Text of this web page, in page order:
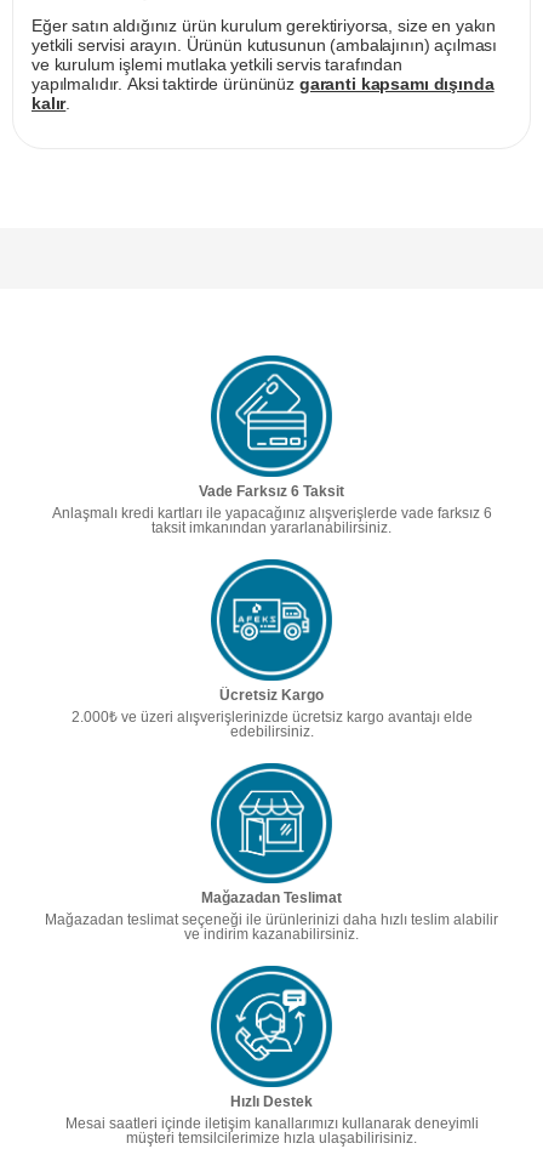
Eğer satın aldığınız ürün kurulum gerektiriyorsa, size en yakın
yetkili servisi arayın. Ürünün kutusunun (ambalajının) açılması
ve kurulum işlemi mutlaka yetkili servis tarafından
yapılmalıdır. Aksi taktirde ürününüz garanti kapsamı dışında
kalır.
Vade Farksız 6 Taksit
Anlaşmalı kredi kartları ile yapacağınız alışverişlerde vade farksız 6
taksit imkanından yararlanabilirsiniz.
Ücretsiz Kargo
2.000₺ ve üzeri alışverişlerinizde ücretsiz kargo avantajı elde
edebilirsiniz.
Mağazadan Teslimat
Mağazadan teslimat seçeneği ile ürünlerinizi daha hızlı teslim alabilir
ve indirim kazanabilirsiniz.
Hızlı Destek
Mesai saatleri içinde iletişim kanallarımızı kullanarak deneyimli
müşteri temsilcilerimize hızla ulaşabilirisiniz.